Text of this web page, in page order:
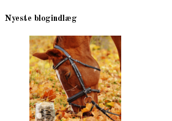
tab
Nyeste blogindlæg